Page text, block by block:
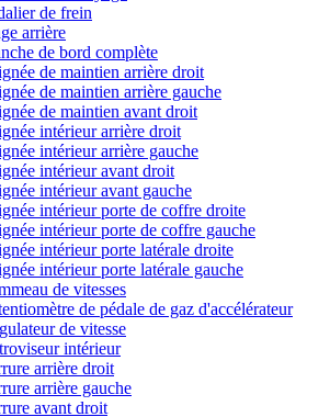
de frein
arrière
de bord complète
de maintien arrière droit
de maintien arrière gauche
de maintien avant droit
intérieur arrière droit
intérieur arrière gauche
intérieur avant droit
intérieur avant gauche
intérieur porte de coffre droite
intérieur porte de coffre gauche
intérieur porte latérale droite
intérieur porte latérale gauche
de vitesses
de pédale de gaz d'accélérateur
de vitesse
intérieur
arrière droit
arrière gauche
avant droit